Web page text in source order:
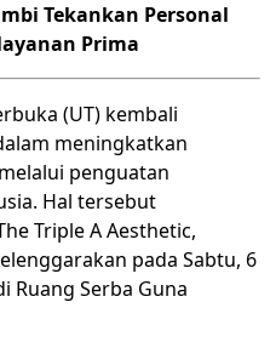
Tekankan Personal
Prima
(UT) kembali
meningkatkan
penguatan
Hal tersebut
Triple A Aesthetic,
pada Sabtu, 6
Ruang Serba Guna